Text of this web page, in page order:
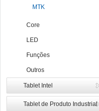
MTK
Core
LED
Funções
Outros
Tablet Intel
Tablet de Produto Industrial